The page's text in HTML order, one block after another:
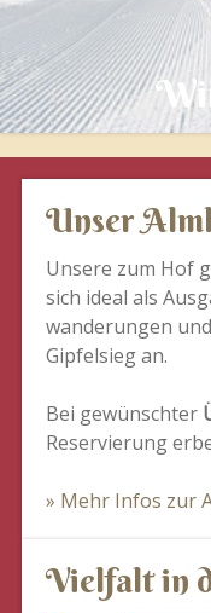
Unser
Unsere zum Hof
sich ideal als
wanderungen
Gipfelsieg an.
Bei gewünschter
Reservierung
» Mehr Infos zur
Vielfalt in